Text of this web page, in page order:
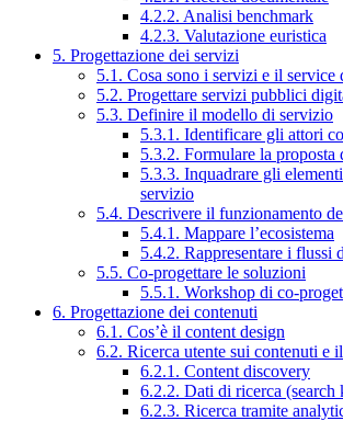
4.2.2. Analisi benchmark
4.2.3. Valutazione euristica
5. Progettazione dei servizi
5.1. Cosa sono i servizi e il service
5.2. Progettare servizi pubblici
5.3. Definire il modello di servizio
5.3.1. Identificare gli attori
5.3.2. Formulare la proposta
5.3.3. Inquadrare gli
servizio
5.4. Descrivere il funzionamento
5.4.1. Mappare l’ecosistema
5.4.2. Rappresentare i flussi
5.5. Co-progettare le soluzioni
5.5.1. Workshop di co-
6. Progettazione dei contenuti
6.1. Cos’è il content design
6.2. Ricerca utente sui contenuti e
6.2.1. Content discovery
6.2.2. Dati di ricerca (search
6.2.3. Ricerca tramite